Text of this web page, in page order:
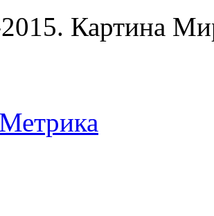
Картина